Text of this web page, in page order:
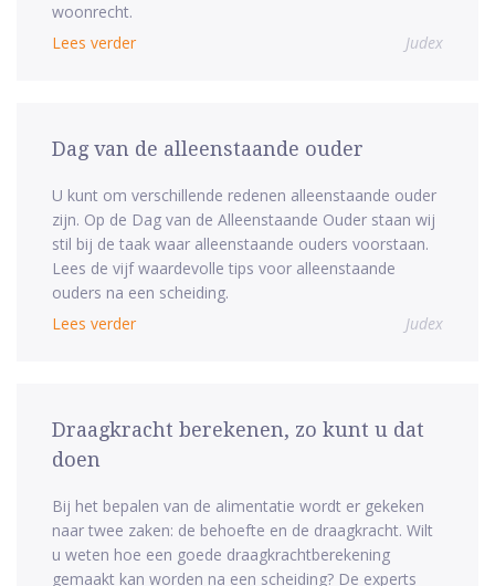
woonrecht.
Lees verder
Judex
Dag van de alleenstaande ouder
U kunt om verschillende redenen alleenstaande ouder
zijn. Op de Dag van de Alleenstaande Ouder staan wij
stil bij de taak waar alleenstaande ouders voorstaan.
Lees de vijf waardevolle tips voor alleenstaande
ouders na een scheiding.
Lees verder
Judex
Draagkracht berekenen, zo kunt u dat
doen
Bij het bepalen van de alimentatie wordt er gekeken
naar twee zaken: de behoefte en de draagkracht. Wilt
u weten hoe een goede draagkrachtberekening
gemaakt kan worden na een scheiding? De experts